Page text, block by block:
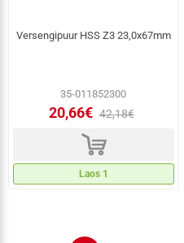
Versengipuur HSS Z3 23,0x67mm
35-011852300
20,66€ 42,18€
d
Laos 1